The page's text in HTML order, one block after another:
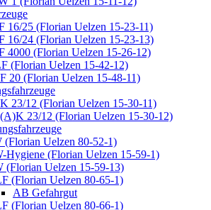
16/25 (Florian Uelzen 15-23-11)
16/24 (Florian Uelzen 15-23-13)
4000 (Florian Uelzen 15-26-12)
(Florian Uelzen 15-42-12)
20 (Florian Uelzen 15-48-11)
23/12 (Florian Uelzen 15-30-11)
23/12 (Florian Uelzen 15-30-12)
(Florian Uelzen 80-52-1)
Hygiene (Florian Uelzen 15-59-1)
(Florian Uelzen 15-59-13)
(Florian Uelzen 80-65-1)
AB Gefahrgut
(Florian Uelzen 80-66-1)